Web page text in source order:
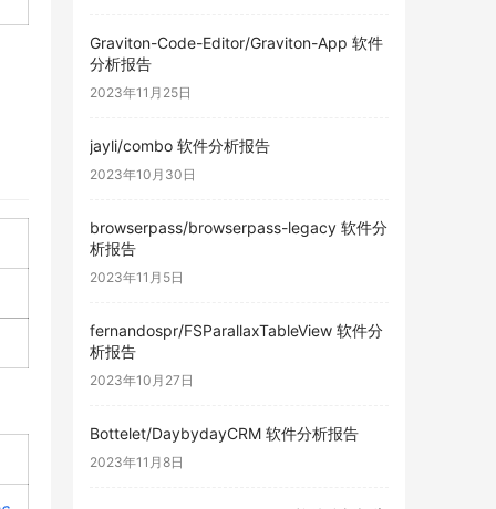
Graviton-Code-Editor/Graviton-App 软件
分析报告
2023年11月25日
jayli/combo 软件分析报告
2023年10月30日
browserpass/browserpass-legacy 软件分
析报告
2023年11月5日
fernandospr/FSParallaxTableView 软件分
析报告
2023年10月27日
Bottelet/DaybydayCRM 软件分析报告
2023年11月8日